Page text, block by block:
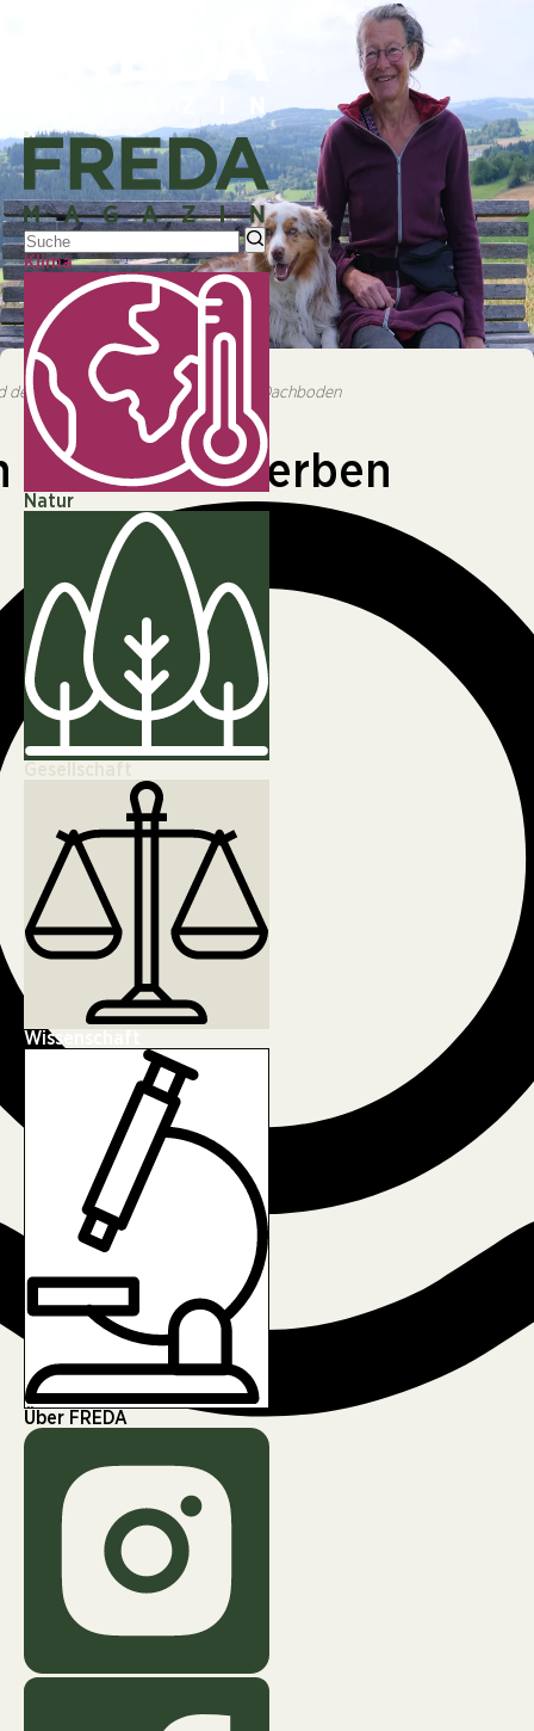
Klima
Natur
Wissenschaft
Über FREDA
© ||||Karin Böhmer mit einer ihrer Mitarbeiter:innen und der
Journalistin Mira Dolleschka am Dachboden
NATUR
Journalistin Mira Dolleschka am Dachboden
das Artensterben